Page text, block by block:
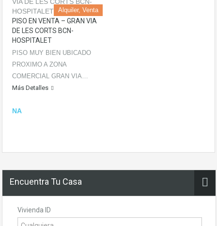
Alquiler, Venta
PISO EN VENTA – GRAN VIA
DE LES CORTS BCN-
HOSPITALET
PISO MUY BIEN UBICADO
PROXIMO A ZONA
COMERCIAL GRAN VIA…
Más Detalles
NA
Encuentra Tu Casa
Vivienda ID